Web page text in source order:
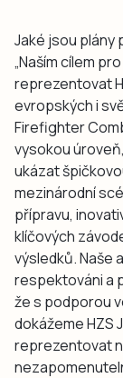
Jaké jsou plány
„Naším cílem
reprezentovat
evropských i
Firefighter
vysokou
ukázat
mezinárodní
přípravu,
klíčových
výsledků. Naše
respektováni a
že s podporou
dokážeme HZS
reprezentovat